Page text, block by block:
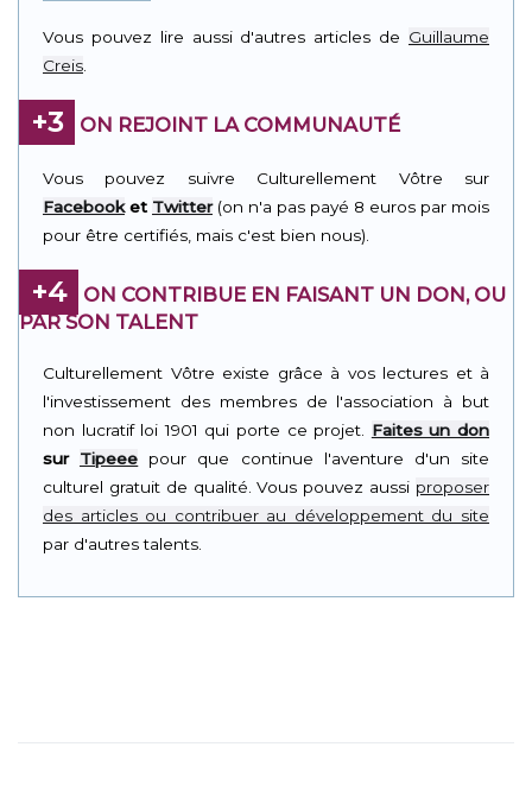
Vous pouvez lire aussi d'autres articles de Guillaume
Creis.
+3 ON REJOINT LA COMMUNAUTÉ
Vous pouvez suivre Culturellement Vôtre sur
Facebooket Twitter(on n'a pas payé 8 euros par mois
pour être certifiés, mais c'est bien nous).
+4
ON CONTRIBUE EN FAISANT UN DON, OU
PAR SON TALENT
Culturellement Vôtre existe grâce à vos lectures et à
l'investissement des membres de l'association à but
non lucratif loi 1901 qui porte ce projet. Faites un don
sur Tipeee pour que continue l'aventure d'un site
culturel gratuit de qualité. Vous pouvez aussi proposer
des articles ou contribuer au développement du site
par d'autres talents.